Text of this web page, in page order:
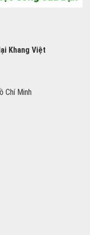
Khang Việt
Chí Minh